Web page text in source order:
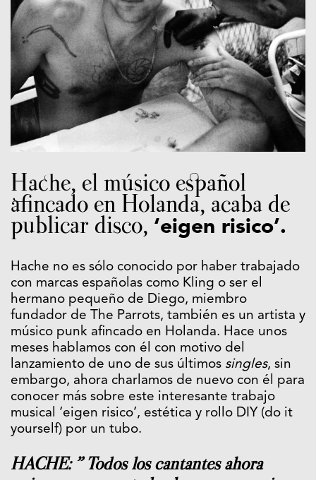
Hache, el músico español
afincado en Holanda, acaba de
publicar disco, ‘eigen risico’.
Hache no es sólo conocido por haber trabajado
con marcas españolas como Kling o ser el
hermano pequeño de Diego, miembro
fundador de The Parrots, también es un artista y
músico punk afincado en Holanda. Hace unos
meses hablamos con él con motivo del
lanzamiento de uno de sus últimos singles, sin
embargo, ahora charlamos de nuevo con él para
conocer más sobre este interesante trabajo
musical ‘eigen risico’, estética y rollo DIY (do it
yourself) por un tubo.
HACHE: ” Todos los cantantes ahora